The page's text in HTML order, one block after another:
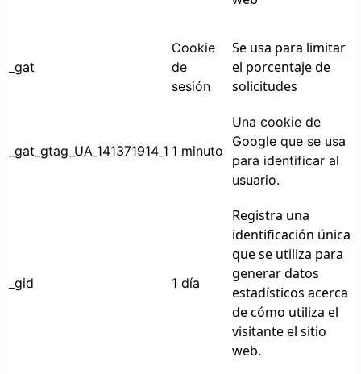
_gat
Cookie
de
sesión
Se usa para limitar
el porcentaje de
solicitudes
_gat_gtag_UA_141371914_1 1 minuto
Una cookie de
Google que se usa
para identificar al
usuario.
_gid 1 día
Registra una
identificación única
que se utiliza para
generar datos
estadísticos acerca
de cómo utiliza el
visitante el sitio
web.